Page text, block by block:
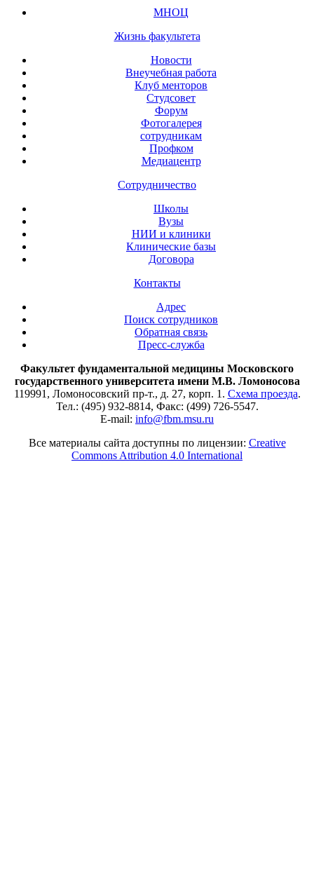
МНОЦ
Жизнь факультета
Новости
Внеучебная работа
Клуб менторов
Студсовет
Форум
Фотогалерея
сотрудникам
Профком
Медиацентр
Сотрудничество
Школы
Вузы
НИИ и клиники
Клинические базы
Договора
Контакты
Адрес
Поиск сотрудников
Обратная связь
Пресс-служба
Факультет фундаментальной медицины Московского
государственного университета имени М.В. Ломоносова
119991, Ломоносовский пр-т., д. 27, корп. 1. Схема проезда.
Тел.: (495) 932-8814, Факс: (499) 726-5547.
E-mail: info@fbm.msu.ru
Все материалы сайта доступны по лицензии: Creative
Commons Attribution 4.0 International